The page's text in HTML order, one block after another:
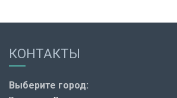
КОНТАКТЫ
Выберите город: